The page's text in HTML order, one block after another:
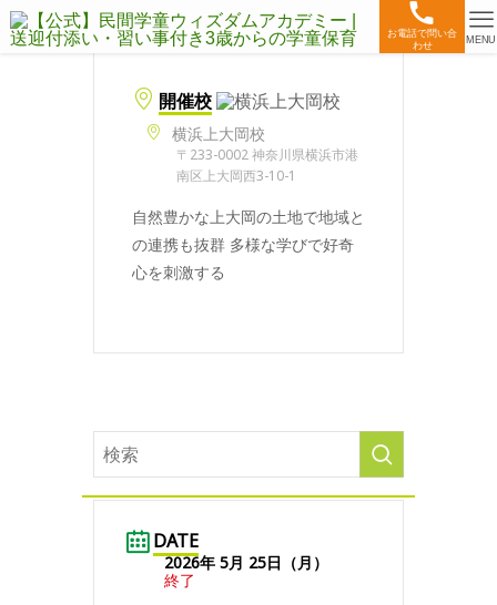
お電話で問い合
わせ
MENU
開催校
横浜上大岡校
〒233-0002 神奈川県横浜市港
南区上大岡西3-10-1
自然豊かな上大岡の土地で地域と
の連携も抜群 多様な学びで好奇
心を刺激する
DATE
2026年 5月 25日（月）
終了